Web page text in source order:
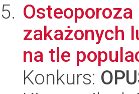
zakażonych
na tle
Konkurs: